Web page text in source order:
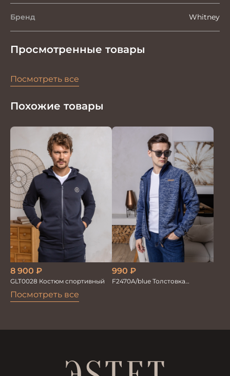
Бренд Whitney
Просмотренные товары
Посмотреть все
Похожие товары
Посмотреть все
8 900 ₽
GLT0028 Костюм спортивный
990 ₽
F2470A/blue Толстовка